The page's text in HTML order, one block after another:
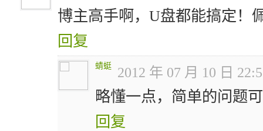
博主高手啊，U盘都能搞定！
回复
蜻蜓 2012 年 07 月 10 日
略懂一点，简单的问题
回复